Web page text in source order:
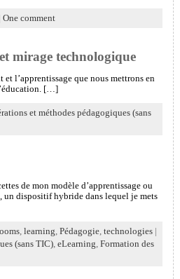
One comment
mirage technologique
l’apprentissage que nous mettrons en
[…]
et méthodes pédagogiques (sans
de mon modèle d’apprentissage ou
un dispositif hybride dans lequel je mets
, learning, Pédagogie, technologies|
(sans TIC), eLearning, Formation des